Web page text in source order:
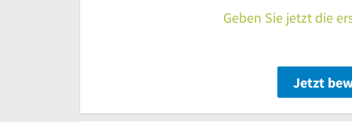
Geben Sie jetzt die
Jetzt